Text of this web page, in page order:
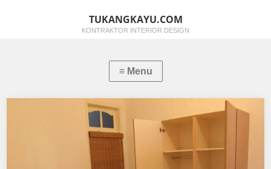
TUKANGKAYU.COM
KONTRAKTOR INTERIOR DESIGN